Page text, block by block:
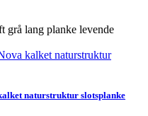
grå lang planke levende
naturstruktur slotsplanke